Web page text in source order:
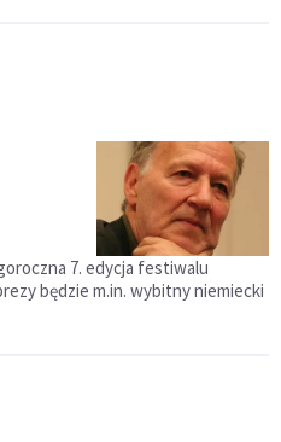
7. edycja festiwalu
będzie m.in. wybitny niemiecki